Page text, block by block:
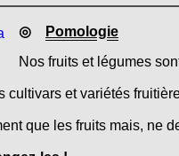
◎
Pomologie
Nos fruits et légumes
cultivars et variétés
que les fruits mais, ne